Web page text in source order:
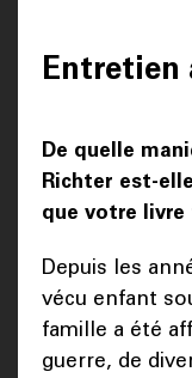
Entretien
De quelle
Richter est-
que votre livre
Depuis les
vécu enfant
famille a été
guerre, de